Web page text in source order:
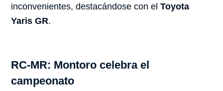
inconvenientes, destacándose con elToyota
Yaris GR.
RC-MR: Montoro celebra el
campeonato